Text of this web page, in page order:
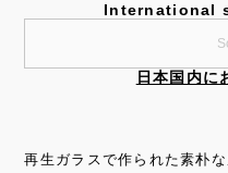
International
日本国内に
再生ガラスで作られた素朴